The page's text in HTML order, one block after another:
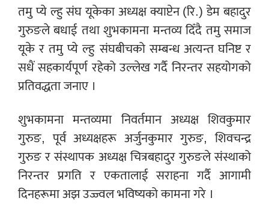
तमु प्ये ल्हु संघ यूकेका अध्यक्ष क्याप्टेन (रि.) डेम बहादुर
गुरुङले बधाई तथा शुभकामना मन्तव्य दिँदै तमु समाज
यूके र तमु प्ये ल्हु संघबीचको सम्बन्ध अत्यन्त घनिष्ट र
सधैं सहकार्यपूर्ण रहेको उल्लेख गर्दै निरन्तर सहयोगको
प्रतिवद्धता जनाए ।
शुभकामना मन्तव्यमा निवर्तमान अध्यक्ष शिवकुमार
गुरुङ, पूर्व अध्यक्षहरू अर्जुनकुमार गुरुङ, शिवचन्द्र
गुरुङ र संस्थापक अध्यक्ष चित्रबहादुर गुरुङले संस्थाको
निरन्तर प्रगति र एकतालाई सराहना गर्दै आगामी
दिनहरूमा अझ उज्ज्वल भविष्यको कामना गरे ।